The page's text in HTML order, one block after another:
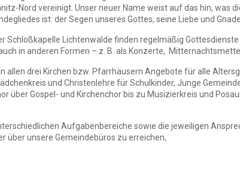
Nord vereinigt. Unser neuer Name weist auf das hin, was
ist: der Segen unseres Gottes, seine Liebe und
Schloßkapelle Lichtenwalde finden regelmäßig
in anderen Formen – z. B. als Konzerte,
allen drei Kirchen bzw. Pfarrhäusern Angebote für alle
und Christenlehre für Schulkinder, Junge
über Gospel- und Kirchenchor bis zu Musizierkreis und
Aufgabenbereiche sowie die jeweiligen
über unsere Gemeindebüros zu erreichen,